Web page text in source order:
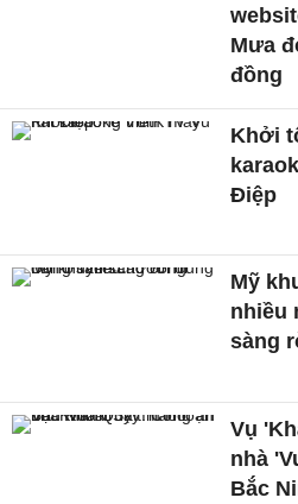
Mưa
đồng
Khởi
Điệp
Mỹ
nhiều
sàng
Vụ
nhà
Bắc